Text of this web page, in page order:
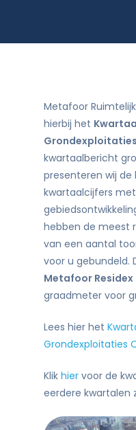
Metafoor
hierbij het
Grondexploitaties
kwartaalbericht
presenteren wij de
kwartaalcijfers
hebben de meest
van een aantal
voor u gebundeld.
Metafoor Residex
graadmeter voor
Lees hier het
Grondexploitaties
Klikhier voor de
eerdere kwartalen